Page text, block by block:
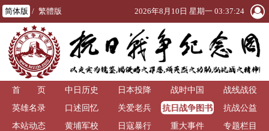
简体版 / 繁體版 2026年8月10日 星期一 03:37:24
首 页 中日历史 日本投降 战时中国
战线战役
英雄名录
口述回忆 关爱老兵
抗日战争图书
馆
抗战公益
本站动态
黄埔军校 日寇暴行 重大事件
专题栏目